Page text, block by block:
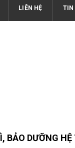
LIÊN HỆ TIN